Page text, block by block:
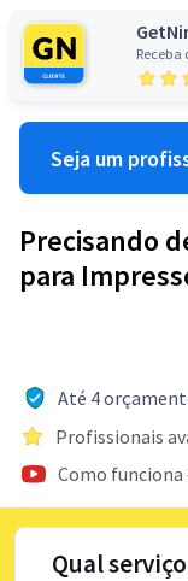
Receba
Seja um
Precisando
para
Até 4
Profissionais
Como funciona
Qual